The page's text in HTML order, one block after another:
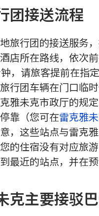
团接送流程
旅行团的接送服务
店所在路线，依次
，请旅客提前在指
行团车辆在门口临
雅未克市政厅的规
靠（您可在雷克雅
，这些站点与雷克
的住宿没有对应旅
最近的站点，并在预
克主要接驳